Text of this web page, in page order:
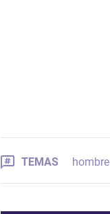
TEMAS hombre